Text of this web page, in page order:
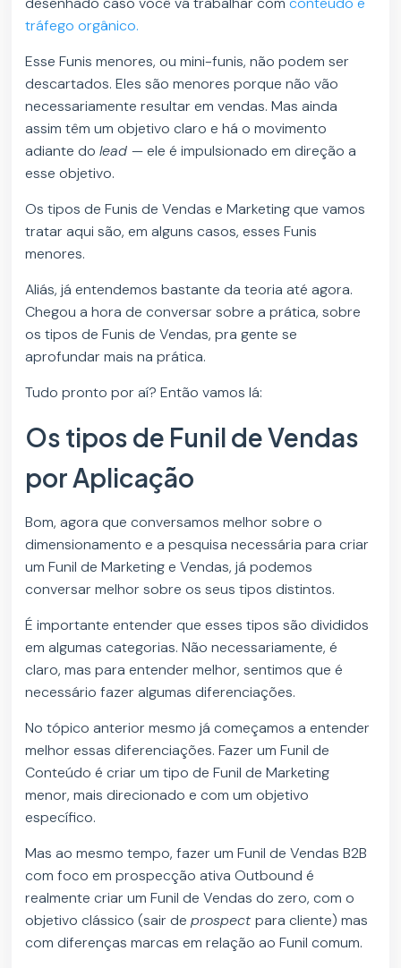
tráfego orgânico.
Esse Funis menores, ou mini-funis, não podem ser
descartados. Eles são menores porque não vão
necessariamente resultar em vendas. Mas ainda
assim têm um objetivo claro e há o movimento
adiante dolead— ele é impulsionado em direção a
esse objetivo.
Os tipos de Funis de Vendas e Marketing que vamos
tratar aqui são, em alguns casos, esses Funis
menores.
Aliás, já entendemos bastante da teoria até agora.
Chegou a hora de conversar sobre a prática, sobre
os tipos de Funis de Vendas, pra gente se
aprofundar mais na prática.
Tudo pronto por aí? Então vamos lá:
Os tipos de Funil de Vendas
por Aplicação
Bom, agora que conversamos melhor sobre o
dimensionamento e a pesquisa necessária para criar
um Funil de Marketing e Vendas, já podemos
conversar melhor sobre os seus tipos distintos.
É importante entender que esses tipos são divididos
em algumas categorias. Não necessariamente, é
claro, mas para entender melhor, sentimos que é
necessário fazer algumas diferenciações.
No tópico anterior mesmo já começamos a entender
melhor essas diferenciações. Fazer um Funil de
Conteúdo é criar um tipo de Funil de Marketing
menor, mais direcionado e com um objetivo
específico.
Mas ao mesmo tempo, fazer um Funil de Vendas B2B
com foco em prospecção ativa Outbound é
realmente criar um Funil de Vendas do zero, com o
objetivo clássico (sair deprospectpara cliente) mas
com diferenças marcas em relação ao Funil comum.